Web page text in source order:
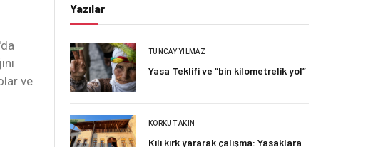
ve
Yazılar
TUNCAY YILMAZ
Yasa Teklifi ve “bin kilometrelik yol”
KORKUT AKIN
Kılı kırk yararak çalışma: Yasaklara